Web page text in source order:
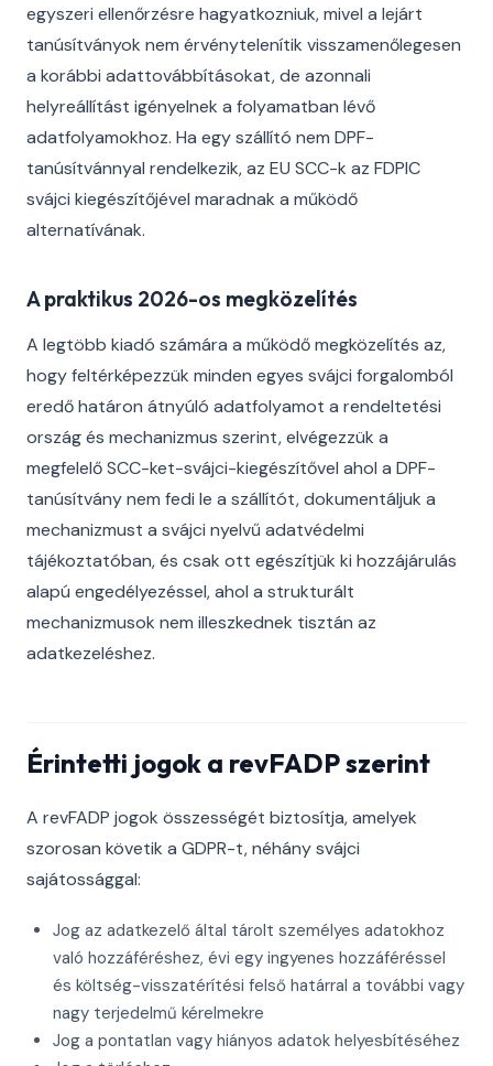
egyszeri ellenőrzésre hagyatkozniuk, mivel a lejárt
tanúsítványok nem érvénytelenítik visszamenőlegesen
a korábbi adattovábbításokat, de azonnali
helyreállítást igényelnek a folyamatban lévő
adatfolyamokhoz. Ha egy szállító nem DPF-
tanúsítvánnyal rendelkezik, az EU SCC-k az FDPIC
svájci kiegészítőjével maradnak a működő
alternatívának.
A praktikus 2026-os megközelítés
A legtöbb kiadó számára a működő megközelítés az,
hogy feltérképezzük minden egyes svájci forgalomból
eredő határon átnyúló adatfolyamot a rendeltetési
ország és mechanizmus szerint, elvégezzük a
megfelelő SCC-ket-svájci-kiegészítővel ahol a DPF-
tanúsítvány nem fedi le a szállítót, dokumentáljuk a
mechanizmust a svájci nyelvű adatvédelmi
tájékoztatóban, és csak ott egészítjük ki hozzájárulás
alapú engedélyezéssel, ahol a strukturált
mechanizmusok nem illeszkednek tisztán az
adatkezeléshez.
Érintetti jogok a revFADP szerint
A revFADP jogok összességét biztosítja, amelyek
szorosan követik a GDPR-t, néhány svájci
sajátossággal:
Jog az adatkezelő által tárolt személyes adatokhoz
való hozzáféréshez, évi egy ingyenes hozzáféréssel
és költség-visszatérítési felső határral a további vagy
nagy terjedelmű kérelmekre
Jog a pontatlan vagy hiányos adatok helyesbítéséhez